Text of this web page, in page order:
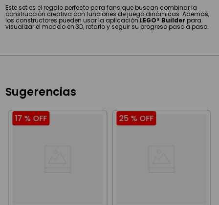
Este set es el regalo perfecto para fans que buscan combinar la
construcción creativa con funciones de juego dinámicas. Además,
los constructores pueden usar la aplicaciónLEGO® Builder para
visualizar el modelo en 3D, rotarlo y seguir su progreso paso a paso.
Sugerencias
17 % OFF 25 % OFF